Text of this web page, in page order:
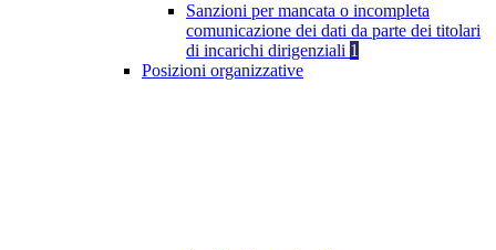
Sanzioni per mancata o incompleta
comunicazione dei dati da parte dei titolari
di incarichi dirigenziali 1
Posizioni organizzative